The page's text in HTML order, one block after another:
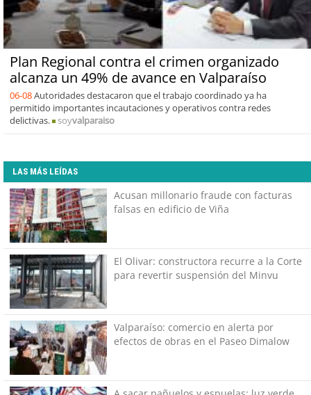
Plan Regional contra el crimen organizado
alcanza un 49% de avance en Valparaíso
06-08Autoridades destacaron que el trabajo coordinado ya ha
permitido importantes incautaciones y operativos contra redes
delictivas.
soyvalparaiso
LAS MÁS LEÍDAS
Acusan millonario fraude con facturas
falsas en edificio de Viña
El Olivar: constructora recurre a la Corte
para revertir suspensión del Minvu
Valparaíso: comercio en alerta por
efectos de obras en el Paseo Dimalow